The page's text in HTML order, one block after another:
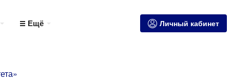
Ещё Личный кабинет